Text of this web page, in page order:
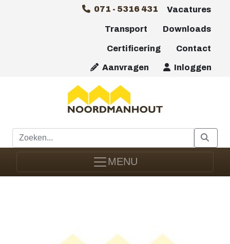
071 - 5316 431 Vacatures
Transport Downloads
Certificering Contact
Aanvragen Inloggen
MENU